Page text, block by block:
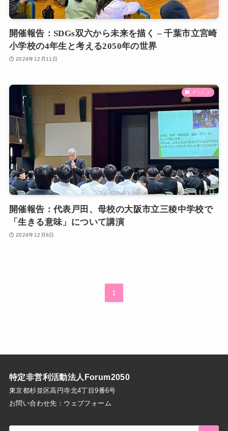
開催報告：SDGs双六から未来を描く – 千葉市立宮崎
小学校の4年生と考える2050年の世界
2024年12月11日
イベント
開催報告：代表戸田、母校の大阪市立三稜中学校で
「生きる意味」について講演
2024年12月6日
1
特定非営利活動法人Forum2050
東京都杉並区高円寺北4丁目9番6号
お問い合わせ先： ウェブフォーム